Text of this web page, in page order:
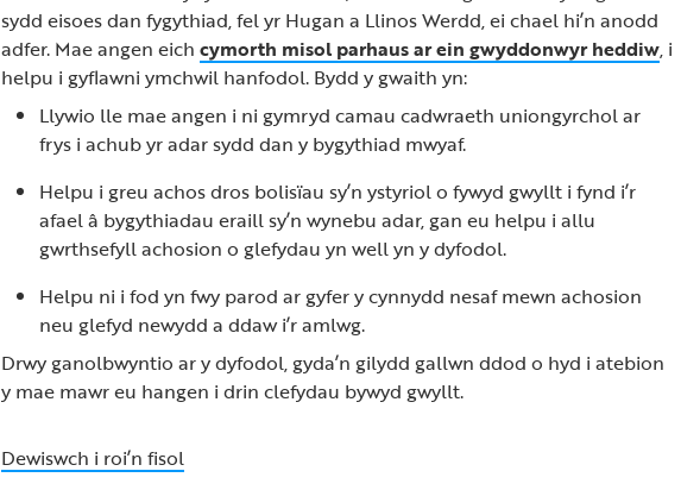
sydd eisoes dan fygythiad, fel yr Hugan a Llinos Werdd, ei chael hi’n anodd
adfer. Mae angen eichcymorth misol parhaus ar ein gwyddonwyr heddiw, i
helpu i gyflawni ymchwil hanfodol. Bydd y gwaith yn:
Llywio lle mae angen i ni gymryd camau cadwraeth uniongyrchol ar
frys i achub yr adar sydd dan y bygythiad mwyaf.
Helpu i greu achos dros bolisïau sy’n ystyriol o fywyd gwyllt i fynd i’r
afael â bygythiadau eraill sy’n wynebu adar, gan eu helpu i allu
gwrthsefyll achosion o glefydau yn well yn y dyfodol.
Helpu ni i fod yn fwy parod ar gyfer y cynnydd nesaf mewn achosion
neu glefyd newydd a ddaw i’r amlwg.
Drwy ganolbwyntio ar y dyfodol, gyda’n gilydd gallwn ddod o hyd i atebion
y mae mawr eu hangen i drin clefydau bywyd gwyllt.
Dewiswch i roi’n fisol